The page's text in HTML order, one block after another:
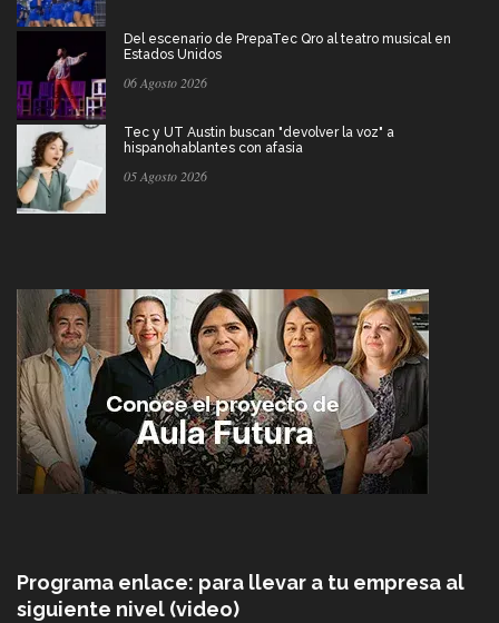
Del escenario de PrepaTec Qro al teatro musical en
Estados Unidos
06 Agosto 2026
Tec y UT Austin buscan "devolver la voz" a
hispanohablantes con afasia
05 Agosto 2026
Programa enlace: para llevar a tu empresa al
siguiente nivel (video)